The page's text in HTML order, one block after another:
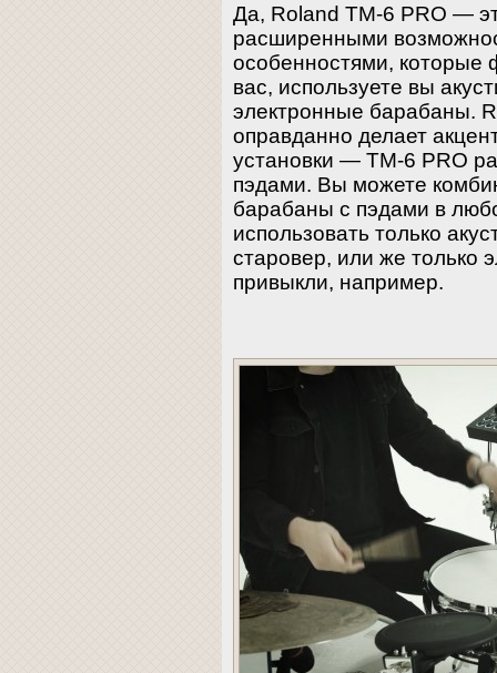
Да, Roland TM-6 PRO —
расширенными
особенностями, которые
вас, используете вы
электронные барабаны.
оправданно делает
установки — TM-6 PRO
пэдами. Вы можете
барабаны с пэдами в
использовать только
старовер, или же только
привыкли, например.